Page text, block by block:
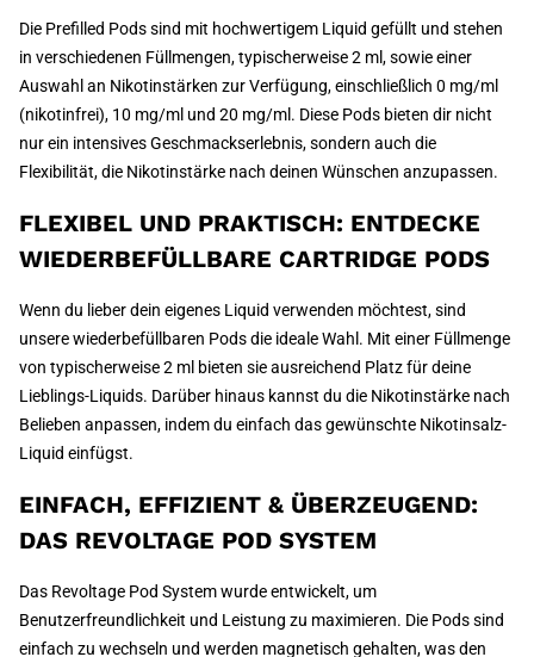
Die Prefilled Pods sind mit hochwertigem Liquid gefüllt und stehen
in verschiedenen Füllmengen, typischerweise 2 ml, sowie einer
Auswahl an Nikotinstärken zur Verfügung, einschließlich 0 mg/ml
(nikotinfrei), 10 mg/ml und 20 mg/ml. Diese Pods bieten dir nicht
nur ein intensives Geschmackserlebnis, sondern auch die
Flexibilität, die Nikotinstärke nach deinen Wünschen anzupassen.
FLEXIBEL UND PRAKTISCH: ENTDECKE
WIEDERBEFÜLLBARE CARTRIDGE PODS
Wenn du lieber dein eigenes Liquid verwenden möchtest, sind
unsere wiederbefüllbaren Pods die ideale Wahl. Mit einer Füllmenge
von typischerweise 2 ml bieten sie ausreichend Platz für deine
Lieblings-Liquids. Darüber hinaus kannst du die Nikotinstärke nach
Belieben anpassen, indem du einfach das gewünschte Nikotinsalz-
Liquid einfügst.
EINFACH, EFFIZIENT & ÜBERZEUGEND:
DAS REVOLTAGE POD SYSTEM
Das Revoltage Pod System wurde entwickelt, um
Benutzerfreundlichkeit und Leistung zu maximieren. Die Pods sind
einfach zu wechseln und werden magnetisch gehalten, was den